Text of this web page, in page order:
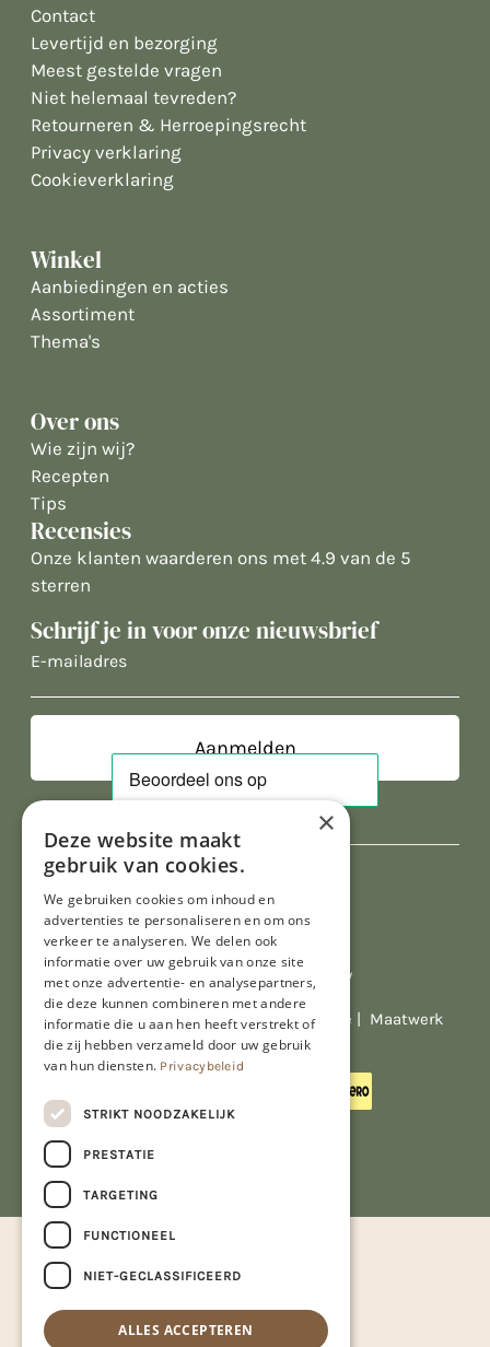
Contact
Levertijd en bezorging
Meest gestelde vragen
Niet helemaal tevreden?
Retourneren & Herroepingsrecht
Privacy verklaring
Cookieverklaring
Winkel
Aanbiedingen en acties
Assortiment
Thema's
Over ons
Wie zijn wij?
Recepten
Tips
Recensies
Onze klanten waarderen ons met 4.9 van de 5
sterren
Schrijf je in voor onze nieuwsbrief
E-
Al onze prijzen zijn incl. BTW
© Copyright 2026 Limburgs Bakwinkeltje | Maatwerk
website webmix
×
Deze website maakt
gebruik van cookies.
We gebruiken cookies om inhoud en
advertenties te personaliseren en om ons
verkeer te analyseren. We delen ook
informatie over uw gebruik van onze site
met onze advertentie- en analysepartners,
die deze kunnen combineren met andere
informatie die u aan hen heeft verstrekt of
die zij hebben verzameld door uw gebruik
van hun diensten. Privacybeleid
STRIKT NOODZAKELIJK
PRESTATIE
TARGETING
FUNCTIONEEL
NIET-GECLASSIFICEERD
ALLES ACCEPTEREN